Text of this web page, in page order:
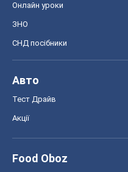
Онлайн уроки
ЗНО
СНД посібники
Авто
Тест Драйв
Акції
Food Oboz